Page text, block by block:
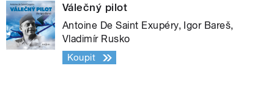
Válečný pilot
Antoine De Saint Exupéry, Igor Bareš,
Vladimír Rusko
Koupit